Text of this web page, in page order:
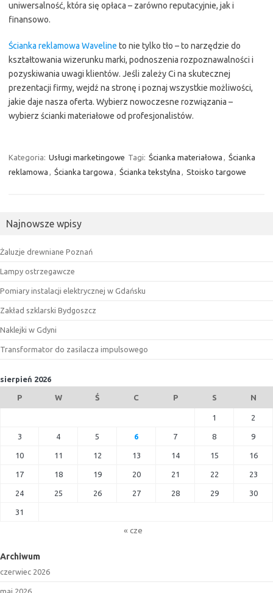
uniwersalność, która się opłaca – zarówno reputacyjnie, jak i
finansowo.
Ścianka reklamowa Waveline to nie tylko tło – to narzędzie do
kształtowania wizerunku marki, podnoszenia rozpoznawalności i
pozyskiwania uwagi klientów. Jeśli zależy Ci na skutecznej
prezentacji firmy, wejdź na stronę i poznaj wszystkie możliwości,
jakie daje nasza oferta. Wybierz nowoczesne rozwiązania –
wybierz ścianki materiałowe od profesjonalistów.
Kategoria: Usługi marketingowe Tagi: Ścianka materiałowa , Ścianka
reklamowa , Ścianka targowa , Ścianka tekstylna , Stoisko targowe
Najnowsze wpisy
Żaluzje drewniane Poznań
Lampy ostrzegawcze
Pomiary instalacji elektrycznej w Gdańsku
Zakład szklarski Bydgoszcz
Naklejki w Gdyni
Transformator do zasilacza impulsowego
sierpień 2026
P W Ś C P S N
1 2
3 4 5 6 7 8 9
10 11 12 13 14 15 16
17 18 19 20 21 22 23
24 25 26 27 28 29 30
31
« cze
Archiwum
czerwiec 2026
maj 2026